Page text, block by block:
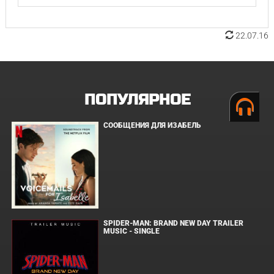
22.07.16
ПОПУЛЯРНОЕ
СООБЩЕНИЯ ДЛЯ ИЗАБЕЛЬ
SPIDER-MAN: BRAND NEW DAY TRAILER
MUSIC - SINGLE